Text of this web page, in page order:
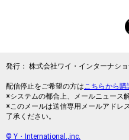
発行： 株式会社ワイ・インターナシ
配信停止をご希望の方はこちらから
※システムの都合上、メールニュース
※このメールは送信専用メールアドレ
了承ください。
© Y・International.,inc.